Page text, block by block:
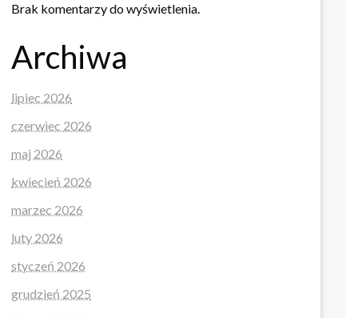
Brak komentarzy do wyświetlenia.
Archiwa
lipiec 2026
czerwiec 2026
maj 2026
kwiecień 2026
marzec 2026
luty 2026
styczeń 2026
grudzień 2025